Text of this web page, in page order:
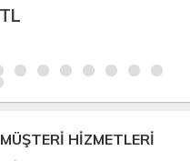
MÜŞTERİ HİZMETLERİ